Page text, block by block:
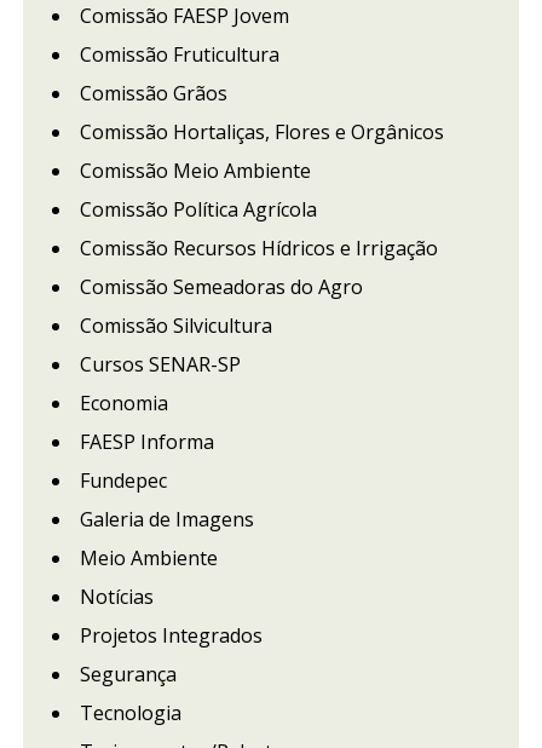
Comissão FAESP Jovem
Comissão Fruticultura
Comissão Grãos
Comissão Hortaliças, Flores e Orgânicos
Comissão Meio Ambiente
Comissão Política Agrícola
Comissão Recursos Hídricos e Irrigação
Comissão Semeadoras do Agro
Comissão Silvicultura
Cursos SENAR-SP
Economia
FAESP Informa
Fundepec
Galeria de Imagens
Meio Ambiente
Notícias
Projetos Integrados
Segurança
Tecnologia